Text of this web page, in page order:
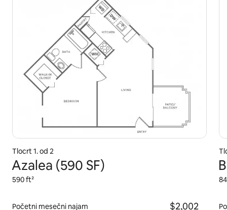
Tlocrt 1. od 2
Azalea (590 SF)
590 ft²
Početni mesečni najam $2,002